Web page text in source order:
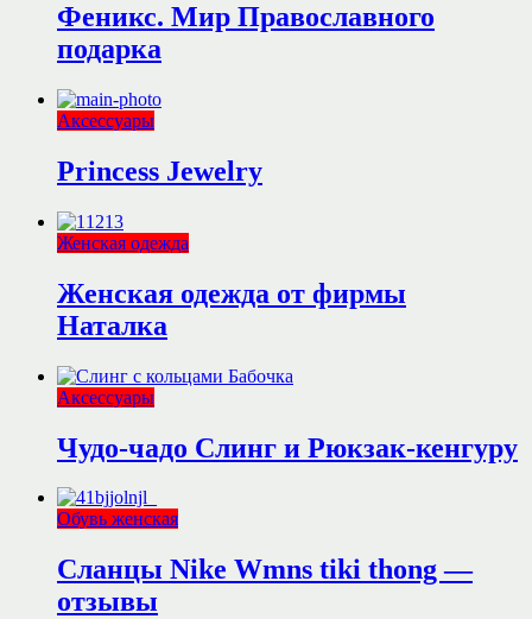
Феникс. Мир Православного
подарка
Аксессуары
Princess Jewelry
Женская одежда
Женская одежда от фирмы
Наталка
Аксессуары
Чудо-чадо Слинг и Рюкзак-кенгуру
Обувь женская
Сланцы Nike Wmns tiki thong —
отзывы